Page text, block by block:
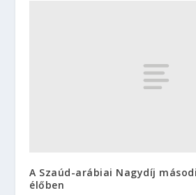
A Szaúd-arábiai Nagydíj
élőben